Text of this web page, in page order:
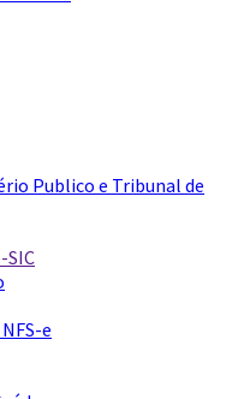
Publico e Tribunal de
SIC
e